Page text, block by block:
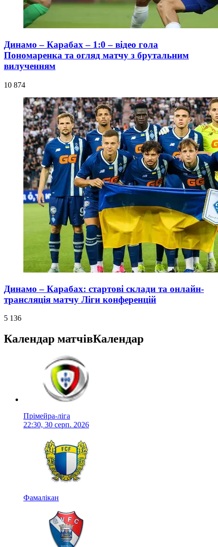
Динамо – Карабах – 1:0 – відео гола
Пономаренка та огляд матчу з брутальним
вилученням
10 874
Динамо – Карабах: стартові склади та онлайн-
трансляція матчу Ліги конференцій
5 136
Календар матчівКалендар
Прімейра-ліга
22:30, 30 серп. 2026
Фамалікан